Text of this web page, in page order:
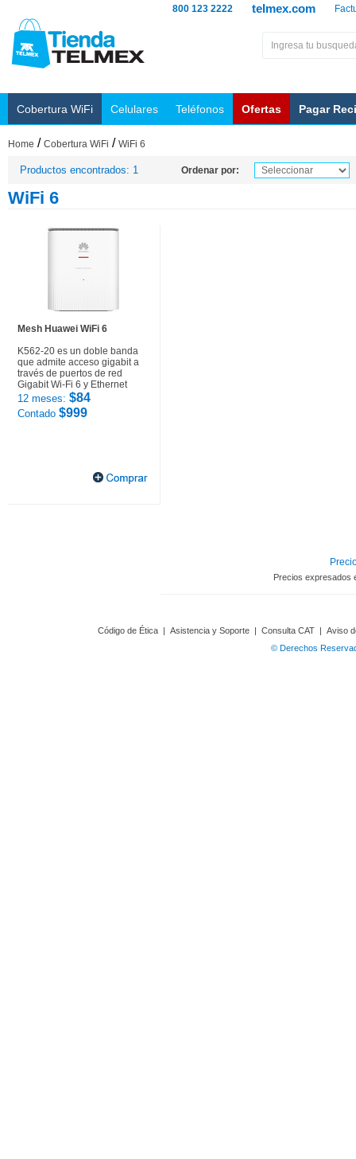
telmex.com
800 123 2222
Cobertura WiFi Celulares Teléfonos Ofertas Pagar
Home / Cobertura WiFi / WiFi 6
Productos encontrados: 1 Ordenar por:
WiFi 6
Mesh Huawei WiFi 6
K562-20 es un doble banda
que admite acceso gigabit a
través de puertos de red
Gigabit Wi-Fi 6 y Ethernet
12 meses: $84
Contado $999
Precios expresados
Código de Ética | Asistencia y Soporte | Consulta CAT | Aviso
© Derechos